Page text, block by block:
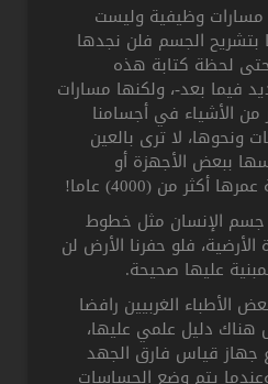
وظيفية وليست
الجسم فلن نجدها
كتابة هذه
بعد-، ولكنها مسارات
في أجسامنا
لا ترى بالعين
الأجهزة أو
(4000) عاما!
مثل خطوط
فلو حفرنا الأرض لن
عليها صحيحة.
الغربيين رافضا
دليل علمي عليها،
قياس فارق الجهد
يتم وضع الحساسات